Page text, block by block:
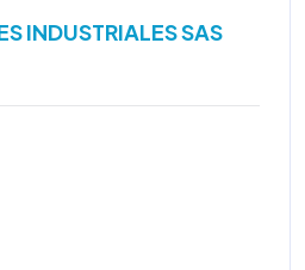
INDUSTRIALES SAS